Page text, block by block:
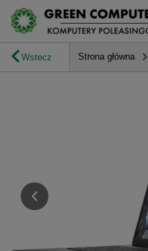
Wstecz Strona główna